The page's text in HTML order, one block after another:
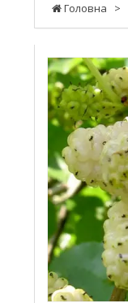
Головна >